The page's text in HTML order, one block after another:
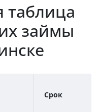
таблица
займы
Срок